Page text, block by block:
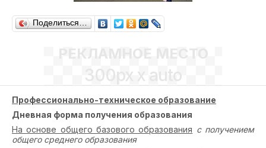
Поделиться…
РЕКЛАМНОЕ МЕСТО
300px x auto
Профессионально-техническое образование
Дневная форма получения образования
На основе общего базового образования с получением
общего среднего образования